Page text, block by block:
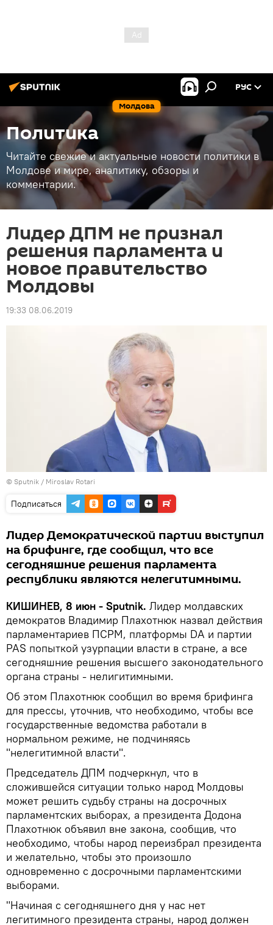
Молдова
РУС
Политика
Читайте свежие и актуальные новости политики в
Молдове и мире, аналитику, обзоры и
комментарии.
Лидер ДПМ не признал
решения парламента и
новое правительство
Молдовы
19:33 08.06.2019
© Sputnik / Miroslav Rotari
Подписаться
Лидер Демократической партии выступил
на брифинге, где сообщил, что все
сегодняшние решения парламента
республики являются нелегитимными.
КИШИНЕВ, 8 июн - Sputnik. Лидер молдавских
демократов Владимир Плахотнюк назвал действия
парламентариев ПСРМ, платформы DA и партии
PAS попыткой узурпации власти в стране, а все
сегодняшние решения высшего законодательного
органа страны - нелигитимными.
Об этом Плахотнюк сообщил во время брифинга
для прессы, уточнив, что необходимо, чтобы все
государственные ведомства работали в
нормальном режиме, не подчиняясь
"нелегитимной власти".
Председатель ДПМ подчеркнул, что в
сложившейся ситуации только народ Молдовы
может решить судьбу страны на досрочных
парламентских выборах, а президента Додона
Плахотнюк объявил вне закона, сообщив, что
необходимо, чтобы народ переизбрал президента
и желательно, чтобы это произошло
одновременно с досрочными парламентскими
выборами.
"Начиная с сегодняшнего дня у нас нет
легитимного президента страны, народ должен